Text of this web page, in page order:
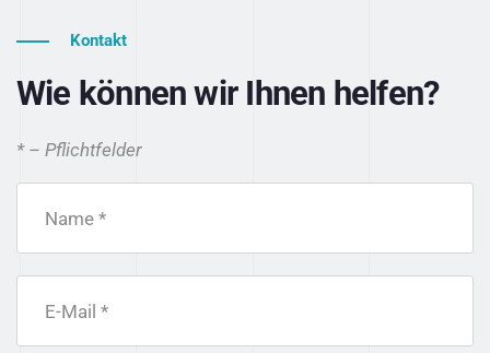
Kontakt
Wie können wir Ihnen helfen?
* – Pflichtfelder
Name *
E-Mail *